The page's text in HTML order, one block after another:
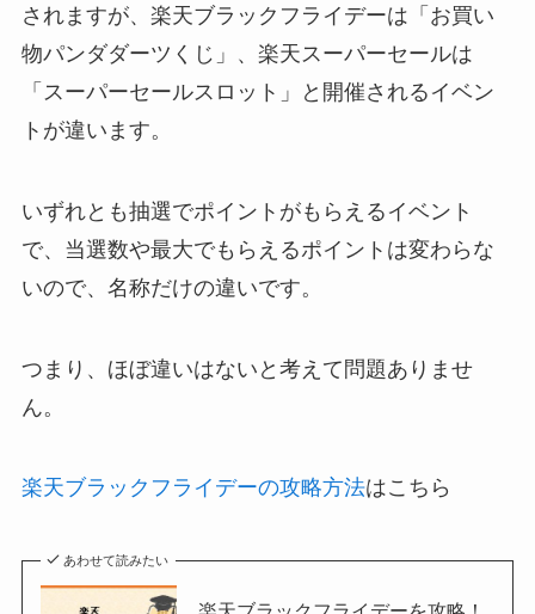
されますが、楽天ブラックフライデーは「お買い
物パンダダーツくじ」、楽天スーパーセールは
「スーパーセールスロット」と開催されるイベン
トが違います。
いずれとも抽選でポイントがもらえるイベント
で、当選数や最大でもらえるポイントは変わらな
いので、名称だけの違いです。
つまり、ほぼ違いはないと考えて問題ありませ
ん。
楽天ブラックフライデーの攻略方法はこちら
あわせて読みたい